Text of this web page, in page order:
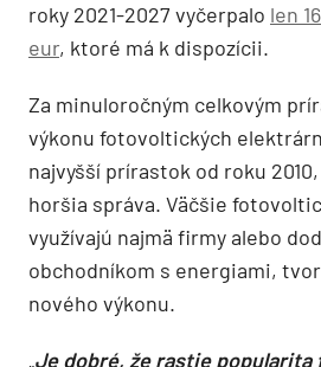
roky 2021-2027 vyčerpalo len
eur, ktoré má k dispozícii.
Za minuloročným celkovým
výkonu fotovoltických
najvyšší prírastok od roku
horšia správa. Väčšie
využívajú najmä firmy alebo
obchodníkom s energiami,
nového výkonu.
„Je dobré, že rastie popularita